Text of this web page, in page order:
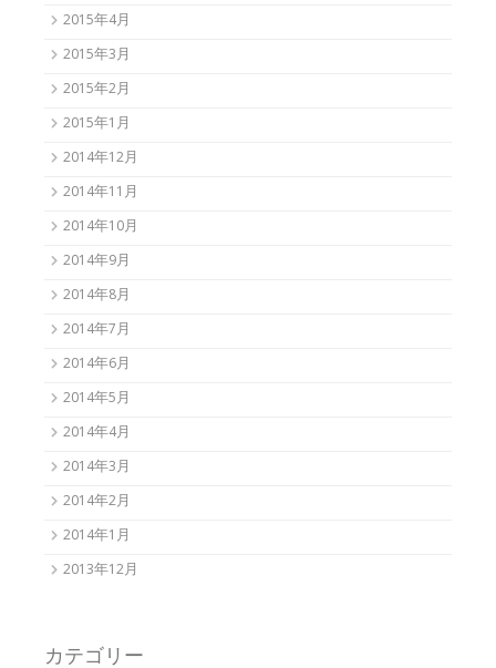
2015年4月
2015年3月
2015年2月
2015年1月
2014年12月
2014年11月
2014年10月
2014年9月
2014年8月
2014年7月
2014年6月
2014年5月
2014年4月
2014年3月
2014年2月
2014年1月
2013年12月
カテゴリー